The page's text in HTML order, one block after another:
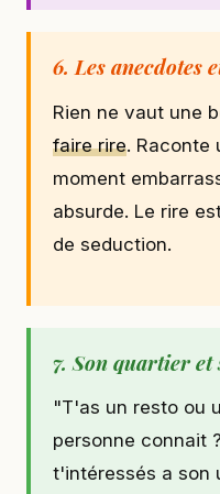
6. Les anecdotes
Rien ne vaut une
faire rire. Raconte
moment
absurde. Le rire
de seduction.
7. Son quartier et
"T'as un resto ou
personne connait
t'intéressés a son